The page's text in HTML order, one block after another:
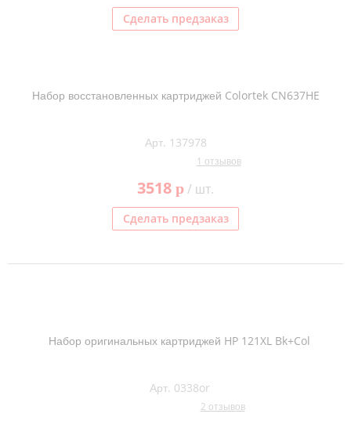
Сделать предзаказ
Набор восстановленных картриджей Colortek CN637HE
Арт. 137978
1 отзывов
3518 p/ шт.
Сделать предзаказ
Набор оригинальных картриджей HP 121XL Bk+Col
Арт. 0338or
2 отзывов